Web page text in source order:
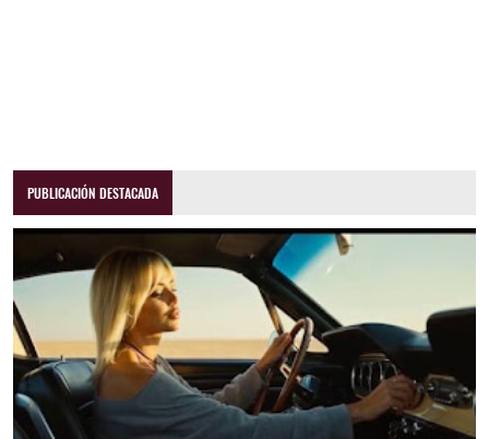
PUBLICACIÓN DESTACADA